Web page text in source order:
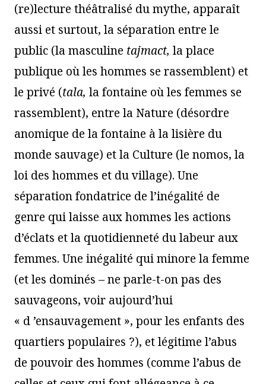
(re)lecture théâtralisé du mythe, apparaît
aussi et surtout, la séparation entre le
public (la masculine tajmact, la place
publique où les hommes se rassemblent) et
le privé (tala, la fontaine où les femmes se
rassemblent), entre la Nature (désordre
anomique de la fontaine à la lisière du
monde sauvage) et la Culture (le nomos, la
loi des hommes et du village). Une
séparation fondatrice de l’inégalité de
genre qui laisse aux hommes les actions
d’éclats et la quotidienneté du labeur aux
femmes. Une inégalité qui minore la femme
(et les dominés – ne parle-t-on pas des
sauvageons, voir aujourd’hui
« d ’ensauvagement », pour les enfants des
quartiers populaires ?), et légitime l’abus
de pouvoir des hommes (comme l’abus de